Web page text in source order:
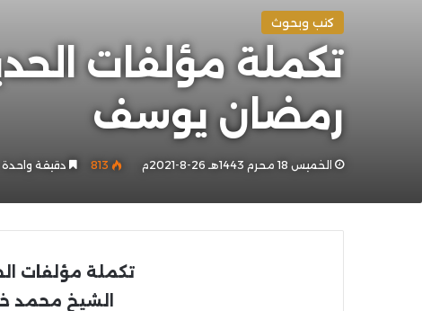
كتب وبحوث
رمضان يوسف
الخميس 18 محرم 1443هـ 26-8-2021م 813 دقيقة واحدة
تكملة مؤلفات
الشيخ محمد